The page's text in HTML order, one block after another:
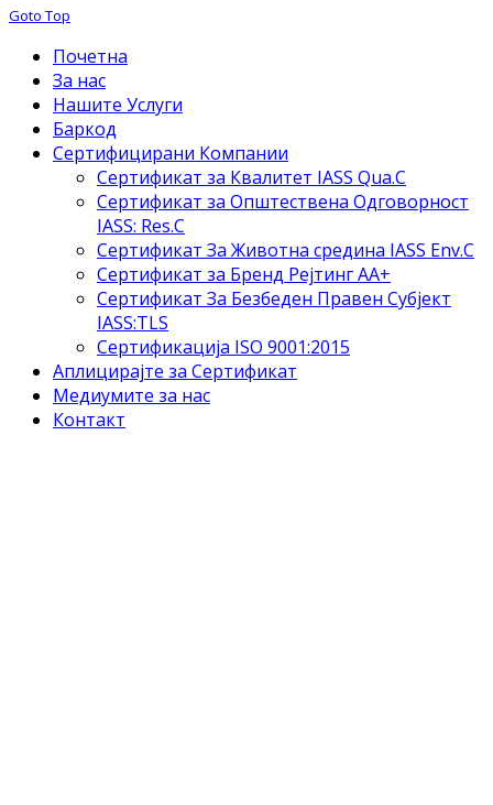
Goto Top
Почетна
За нас
Нашите Услуги
Баркод
Сертифицирани Компании
Сертификат за Квалитет IASS Qua.C
Сертификат за Општествена Одговорност
IASS: Res.C
Сертификат За Животна средина IASS Env.C
Сертификат за Бренд Рејтинг АА+
Сертификат За Безбеден Правен Субјект
IASS:TLS
Сертификација ISO 9001:2015
Аплицирајте за Сертификат
Медиумите за нас
Контакт